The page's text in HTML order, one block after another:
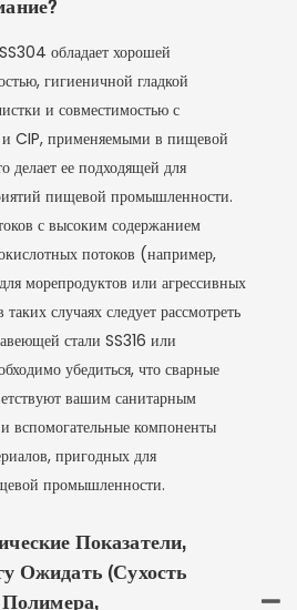
обладает хорошей
гигиеничной гладкой
и совместимостью с
CIP, применяемыми в пищевой
делает ее подходящей для
пищевой промышленности.
с высоким содержанием
потоков (например,
морепродуктов или агрессивных
случаях следует рассмотреть
стали SS316 или
убедиться, что сварные
вашим санитарным
вспомогательные компоненты
пригодных для
промышленности.
Показатели,
Ожидать (сухость
Полимера,